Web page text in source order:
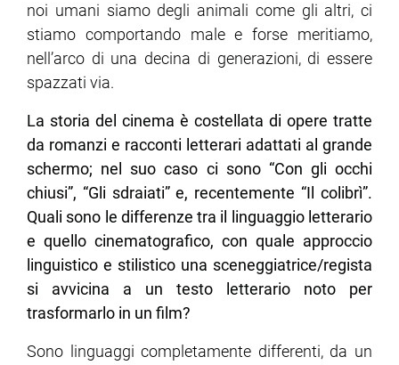
noi umani siamo degli animali come gli altri, ci
stiamo comportando male e forse meritiamo,
nell’arco di una decina di generazioni, di essere
spazzati via.
La storia del cinema è costellata di opere tratte
da romanzi e racconti letterari adattati al grande
schermo; nel suo caso ci sono “Con gli occhi
chiusi”, “Gli sdraiati” e, recentemente “Il colibrì”.
Quali sono le differenze tra il linguaggio letterario
e quello cinematografico, con quale approccio
linguistico e stilistico una sceneggiatrice/regista
si avvicina a un testo letterario noto per
trasformarlo in un film?
Sono linguaggi completamente differenti, da un